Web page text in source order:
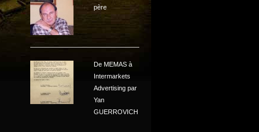
père
De MEMAS à
Intermarkets
Advertising par
Yan
GUERROVICH